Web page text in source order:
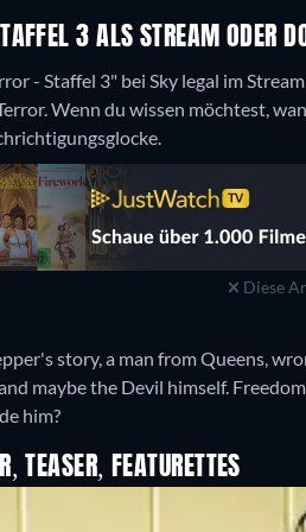
3 ALS STREAM ODER
- Staffel 3" bei Sky legal im
Wenn du wissen möchtest,
Diese
story, a man from Queens,
maybe the Devil himself.
him?
TEASER, FEATURETTES